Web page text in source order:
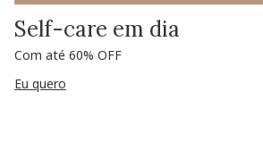
Self-care em dia
Com até 60% OFF
Eu quero